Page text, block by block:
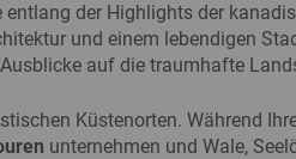
der Highlights der
und einem lebendigen
auf die traumhafte
Küstenorten. Während
unternehmen und Wale,